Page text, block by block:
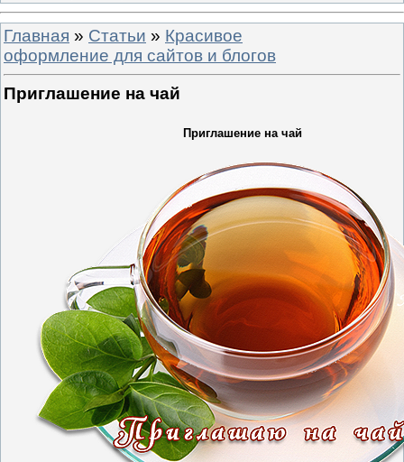
Главная » Статьи » Красивое
оформление для сайтов и блогов
Приглашение на чай
Приглашение на чай